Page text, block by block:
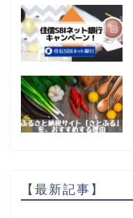
【最新記事】